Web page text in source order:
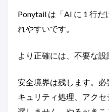
Ponytail は「AI に 1 行
れやすいです。
より正確には、不要な設
安全境界は残します。
キュリティ処理、アク